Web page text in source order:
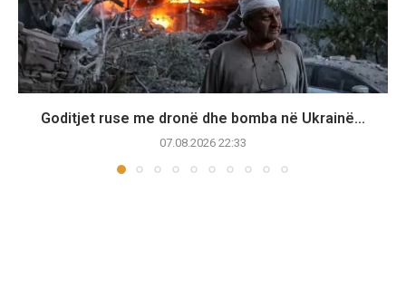
Goditjet ruse me dronë dhe bomba në Ukrainë...
07.08.2026 22:33